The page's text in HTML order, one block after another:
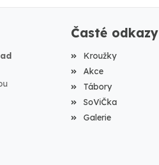
Časté odkazy
Kroužky
Akce
Tábory
SoViČka
Galerie